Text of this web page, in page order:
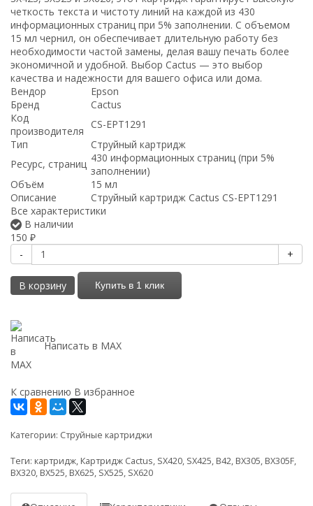
четкость текста и чистоту линий на каждой из 430
информационных страниц при 5% заполнении. С объемом
15 мл чернил, он обеспечивает длительную работу без
необходимости частой замены, делая вашу печать более
экономичной и удобной. Выбор Cactus — это выбор
качества и надежности для вашего офиса или дома.
Вендор
Epson
Бренд
Cactus
Код
производителя
CS-EPT1291
Тип
Струйный картридж
Ресурс, страниц 430 информационных страниц (при 5%
заполнении)
Объём
15 мл
Описание
Струйный картридж Cactus CS-EPT1291
Все характеристики
В наличии
150 ₽
- +
В корзину Купить в 1 клик
Написать в MAX
К сравнению В избранное
Категории: Струйные картриджи
Теги: картридж, Картридж Cactus, SX420, SX425, B42, BX305, BX305F,
BX320, BX525, BX625, SX525, SX620